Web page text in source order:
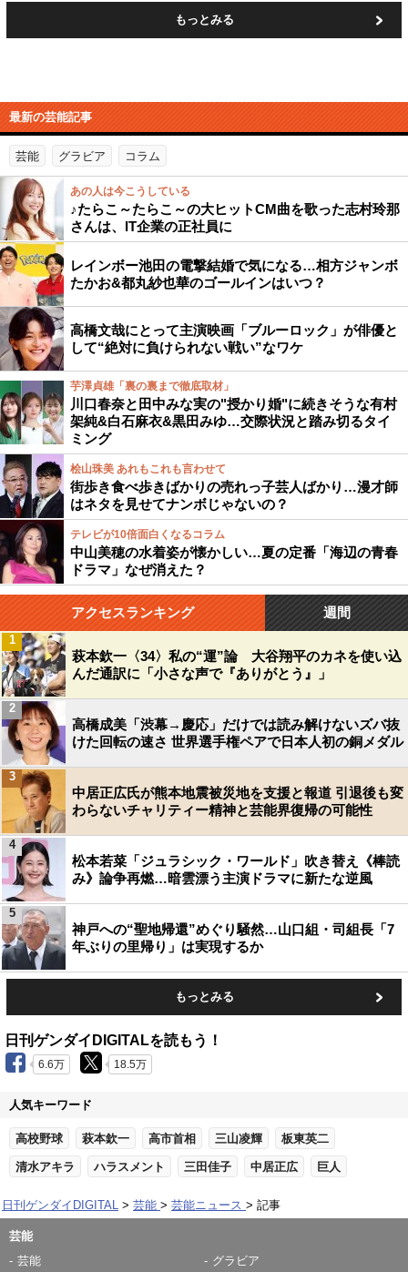
もっとみる
最新の芸能記事
芸能 グラビア コラム
あの人は今こうしている
♪たらこ～たらこ～の大ヒットCM曲を歌った志村玲那
さんは、IT企業の正社員に
レインボー池田の電撃結婚で気になる…相方ジャンボ
たかお&都丸紗也華のゴールインはいつ？
高橋文哉にとって主演映画「ブルーロック」が俳優と
して“絶対に負けられない戦い”なワケ
芋澤貞雄「裏の裏まで徹底取材」
川口春奈と田中みな実の"授かり婚"に続きそうな有村
架純&白石麻衣&黒田みゆ…交際状況と踏み切るタイ
ミング
桧山珠美 あれもこれも言わせて
街歩き食べ歩きばかりの売れっ子芸人ばかり…漫才師
はネタを見せてナンボじゃないの？
テレビが10倍面白くなるコラム
中山美穂の水着姿が懐かしい…夏の定番「海辺の青春
ドラマ」なぜ消えた？
アクセスランキング 週間
萩本欽一〈34〉私の“運”論 大谷翔平のカネを使い込
んだ通訳に「小さな声で『ありがとう』」
1
高橋成美「渋幕→慶応」だけでは読み解けないズバ抜
けた回転の速さ 世界選手権ペアで日本人初の銅メダル
2
中居正広氏が熊本地震被災地を支援と報道 引退後も変
わらないチャリティー精神と芸能界復帰の可能性
3
松本若菜「ジュラシック・ワールド」吹き替え《棒読
み》論争再燃…暗雲漂う主演ドラマに新たな逆風
4
神戸への“聖地帰還”めぐり騒然…山口組・司組長「7
年ぶりの里帰り」は実現するか
5
もっとみる
日刊ゲンダイDIGITALを読もう！
6.6万 18.5万
人気キーワード
高校野球 萩本欽一 高市首相 三山凌輝 板東英二
清水アキラ ハラスメント 三田佳子 中居正広 巨人
日刊ゲンダイDIGITAL 芸能 芸能ニュース 記事
芸能
芸能
グラビア